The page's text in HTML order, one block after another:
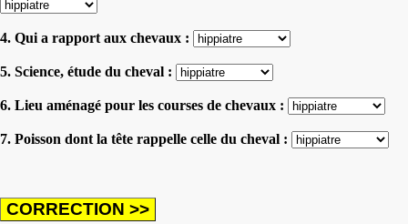
4. Qui a rapport aux chevaux :
5. Science, étude du cheval :
6. Lieu aménagé pour les courses de chevaux :
7. Poisson dont la tête rappelle celle du cheval :